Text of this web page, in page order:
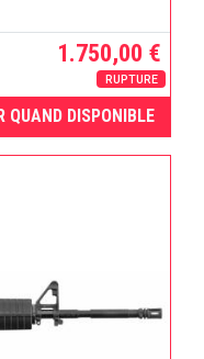
1.750,00 €
RUPTURE
QUAND DISPONIBLE